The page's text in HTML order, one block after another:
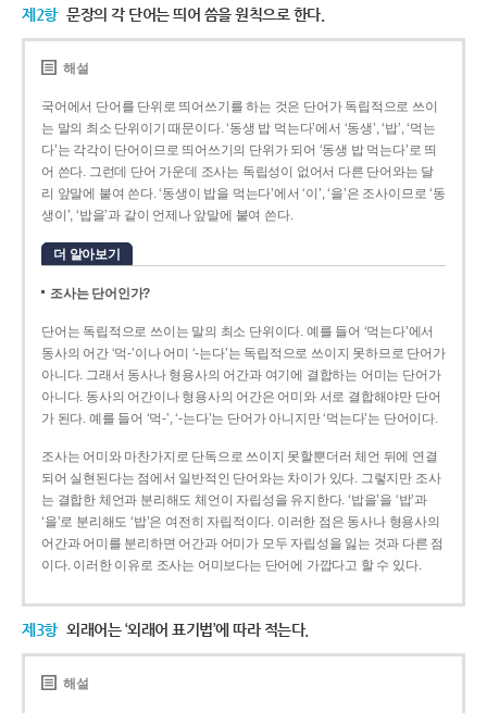
제2항 문장의 각 단어는 띄어 씀을 원칙으로 한다.
해설
국어에서 단어를 단위로 띄어쓰기를 하는 것은 단어가 독립적으로 쓰이
는 말의 최소 단위이기 때문이다. ‘동생 밥 먹는다’에서 ‘동생’, ‘밥’, ‘먹는
다’는 각각이 단어이므로 띄어쓰기의 단위가 되어 ‘동생 밥 먹는다’로 띄
어 쓴다. 그런데 단어 가운데 조사는 독립성이 없어서 다른 단어와는 달
리 앞말에 붙여 쓴다. ‘동생이 밥을 먹는다’에서 ‘이’, ‘을’은 조사이므로 ‘동
생이’, ‘밥을’과 같이 언제나 앞말에 붙여 쓴다.
더 알아보기
조사는 단어인가?
단어는 독립적으로 쓰이는 말의 최소 단위이다. 예를 들어 ‘먹는다’에서
동사의 어간 ‘먹-­’이나 어미 ‘­-는다’는 독립적으로 쓰이지 못하므로 단어가
아니다. 그래서 동사나 형용사의 어간과 여기에 결합하는 어미는 단어가
아니다. 동사의 어간이나 형용사의 어간은 어미와 서로 결합해야만 단어
가 된다. 예를 들어 ‘먹-’, ‘-는다’는 단어가 아니지만 ‘먹는다’는 단어이다.
조사는 어미와 마찬가지로 단독으로 쓰이지 못할뿐더러 체언 뒤에 연결
되어 실현된다는 점에서 일반적인 단어와는 차이가 있다. 그렇지만 조사
는 결합한 체언과 분리해도 체언이 자립성을 유지한다. ‘밥을’을 ‘밥’과
‘을’로 분리해도 ‘밥’은 여전히 자립적이다. 이러한 점은 동사나 형용사의
어간과 어미를 분리하면 어간과 어미가 모두 자립성을 잃는 것과 다른 점
이다. 이러한 이유로 조사는 어미보다는 단어에 가깝다고 할 수 있다.
제3항 외래어는 ‘외래어 표기법’에 따라 적는다.
해설